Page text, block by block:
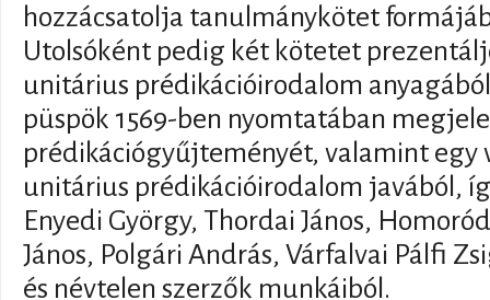
hozzácsatolja tanulmánykötet
Utolsóként pedig két kötetet
unitárius prédikációirodalom
püspök 1569-ben nyomtatában
prédikációgyűjteményét, valamint egy
unitárius prédikációirodalom javából,
Enyedi György, Thordai János,
János, Polgári András, Várfalvai Pálfi
és névtelen szerzők munkáiból.